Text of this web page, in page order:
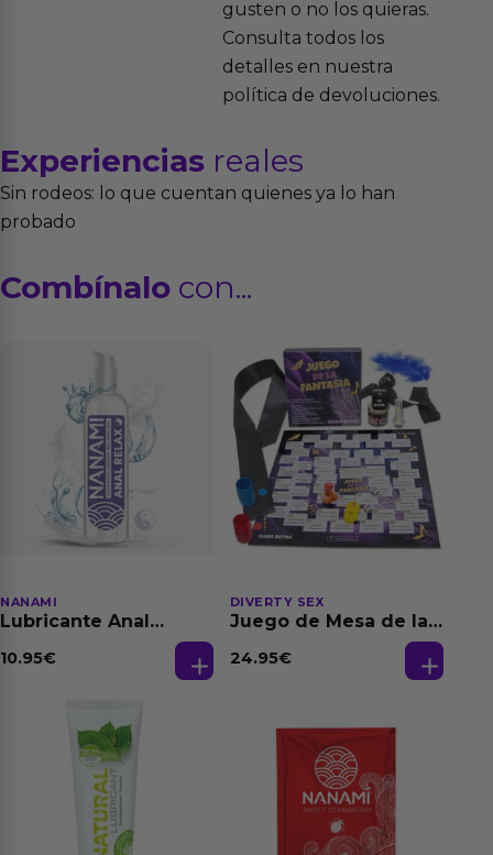
gusten o no los quieras.
Consulta todos los
detalles en nuestra
política de devoluciones.
Experiencias reales
Sin rodeos: lo que cuentan quienes ya lo han
probado
Combínalo con...
NANAMI
Lubricante Anal
Dilatación Base Agua
10.95€
DIVERTY SEX
Juego de Mesa de las
24.95€